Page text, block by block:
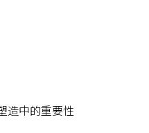
造中的重要性